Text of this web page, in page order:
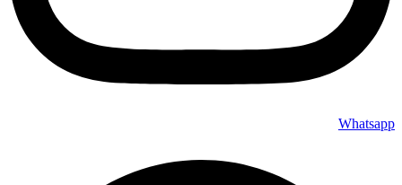
Whatsapp